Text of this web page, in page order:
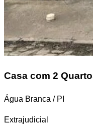
Casa com 2
Água Branca / PI
Extrajudicial